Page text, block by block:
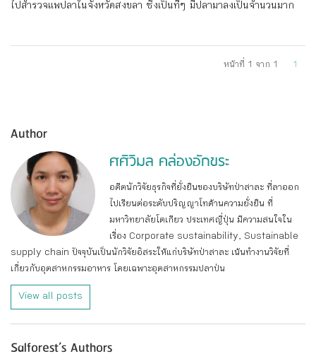
ไปสำรวจแพปลาในจังหวัดสงขลา ซึ่งเป็นที่ๆ มีปลามาลงเป็นจำนวนมาก
หน้าที่ 1 จาก 1 1
Author
ศศิวิมล คล่องอักขระ
อดีตนักวิจัยธุรกิจที่ยั่งยืนของบริษัทป่าสาละ ที่ลาออก
ไปเรียนต่อระดับปริญญาโทด้านความยั่งยืน ที่
มหาวิทยาลัยโตเกียว ประเทศญี่ปุ่น มีความสนใจใน
เรื่อง Corporate sustainability, Sustainable
supply chain ปัจจุบันเป็นนักวิจัยอิสระให้แก่บริษัทป่าสาละ เน้นทำงานวิจัยที่
เกี่ยวกับอุตสาหกรรมอาหาร โดยเฉพาะอุตสาหกรรมปลาป่น
View all posts
Salforest’s Authors